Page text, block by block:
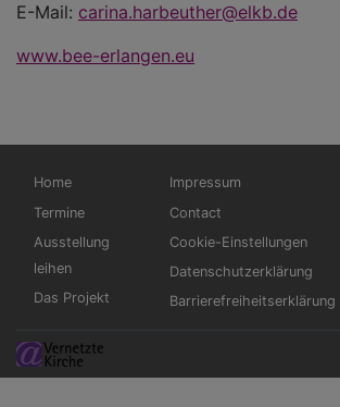
E-Mail: carina.harbeuther@elkb.de
www.bee-erlangen.eu
Hauptnavigation
Home
Termine
Ausstellung
leihen
Das Projekt
Fußbereichsmenü
Impressum
Contact
Cookie-Einstellungen
Datenschutzerklärung
Barrierefreiheitserklärung